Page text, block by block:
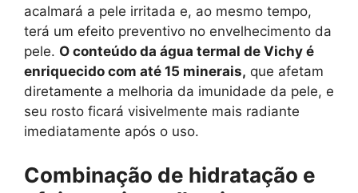
acalmará a pele irritada e, ao mesmo tempo,
terá um efeito preventivo no envelhecimento da
pele. O conteúdo da água termal de Vichy é
enriquecido com até 15 minerais, que afetam
diretamente a melhoria da imunidade da pele, e
seu rosto ficará visivelmente mais radiante
imediatamente após o uso.
Combinação de hidratação e